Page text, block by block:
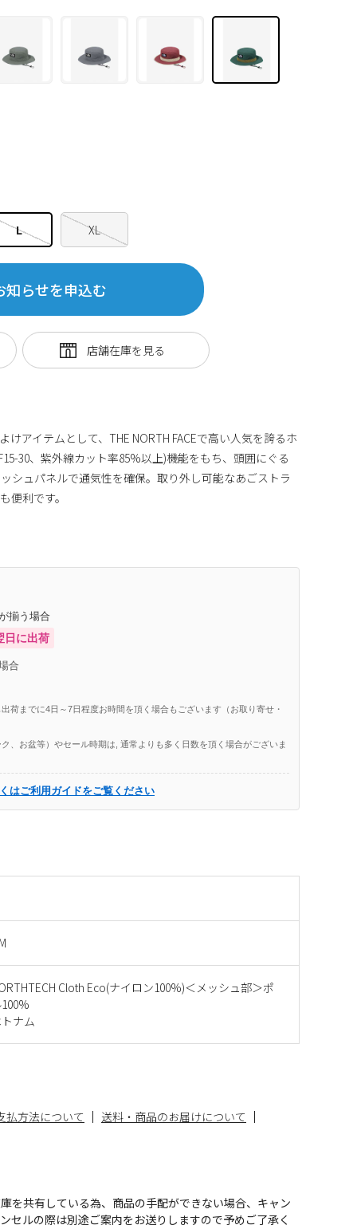
Cloth Eco(ナイロン100%)＜メッシュ部＞ポ
ナム
L XL
知らせを申込む
アイテムとして、THE NORTH FACEで高い人気を誇るホ
30、紫外線カット率85%以上)機能をもち、頭囲にぐる
シュパネルで通気性を確保。取り外し可能なあごストラ
便利です。
揃う場合
日に出荷
合
荷までに4日～7日程度お時間を頂く場合もございます（お取り寄せ・
、お盆等）やセール時期は, 通常よりも多く日数を頂く場合がございま
はご利用ガイドをご覧ください
払方法について 送料・商品のお届けについて
を共有している為、商品の手配ができない場合、キャン
セルの際は別途ご案内をお送りしますので予めご了承く